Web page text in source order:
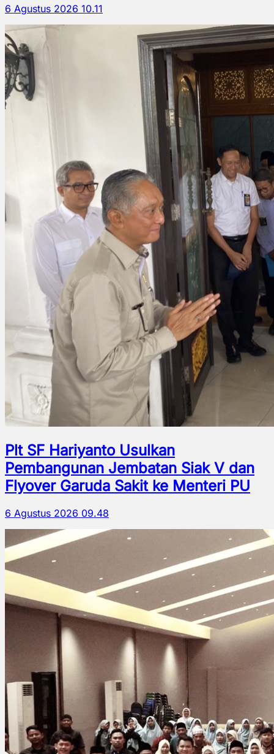
6 Agustus 2026 10.11
Plt SF Hariyanto Usulkan
Pembangunan Jembatan Siak V dan
Flyover Garuda Sakit ke Menteri PU
6 Agustus 2026 09.48